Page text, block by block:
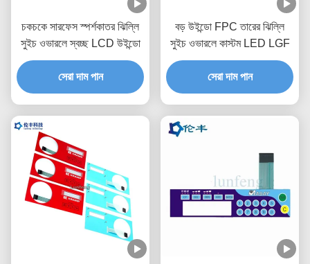
চকচকে সারফেস স্পর্শকাতর ঝিল্লি
সুইচ ওভারলে স্বচ্ছ LCD উইন্ডো
সেরা দাম পান
বড় উইন্ডো FPC তারের ঝিল্লি
সুইচ ওভারলে কাস্টম LED LGF
সেরা দাম পান